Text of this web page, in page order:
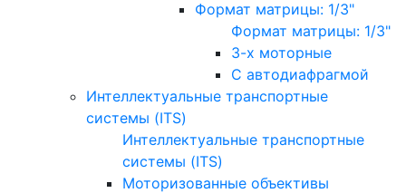
Формат матрицы: 1/3"
Формат матрицы: 1/3"
3-х моторные
С автодиафрагмой
Интеллектуальные транспортные
системы (ITS)
Интеллектуальные транспортные
системы (ITS)
Моторизованные объективы